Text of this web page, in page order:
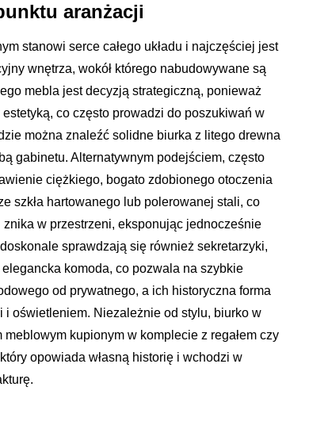
aranżacji
stanowi serce całego układu i najczęściej jest
wnętrza, wokół którego nabudowywane są
mebla jest decyzją strategiczną, ponieważ
co często prowadzi do poszukiwań w
można znaleźć solidne biurka z litego drewna
gabinetu. Alternatywnym podejściem, często
ciężkiego, bogato zdobionego otoczenia
szkła hartowanego lub polerowanej stali, co
w przestrzeni, eksponując jednocześnie
sprawdzają się również sekretarzyki,
komoda, co pozwala na szybkie
od prywatnego, a ich historyczna forma
oświetleniem. Niezależnie od stylu, biurko w
kupionym w komplecie z regałem czy
opowiada własną historię i wchodzi w